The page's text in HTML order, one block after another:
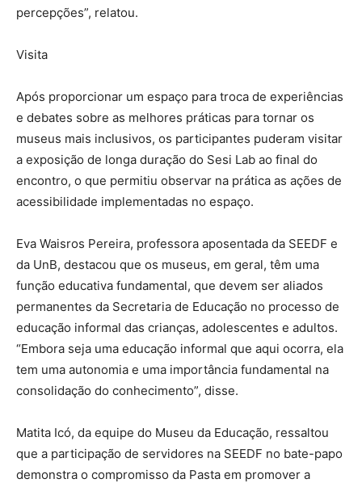
percepções”, relatou.
Visita
Após proporcionar um espaço para troca de experiências
e debates sobre as melhores práticas para tornar os
museus mais inclusivos, os participantes puderam visitar
a exposição de longa duração do Sesi Lab ao final do
encontro, o que permitiu observar na prática as ações de
acessibilidade implementadas no espaço.
Eva Waisros Pereira, professora aposentada da SEEDF e
da UnB, destacou que os museus, em geral, têm uma
função educativa fundamental, que devem ser aliados
permanentes da Secretaria de Educação no processo de
educação informal das crianças, adolescentes e adultos.
“Embora seja uma educação informal que aqui ocorra, ela
tem uma autonomia e uma importância fundamental na
consolidação do conhecimento”, disse.
Matita Icó, da equipe do Museu da Educação, ressaltou
que a participação de servidores na SEEDF no bate-papo
demonstra o compromisso da Pasta em promover a